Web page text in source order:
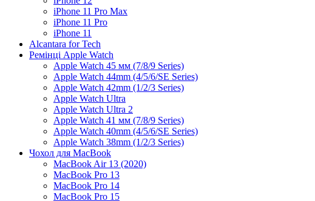
iPhone 11 Pro Max
iPhone 11 Pro
iPhone 11
Alcantara for Tech
Ремінці Apple Watch
Apple Watch 45 мм (7/8/9 Series)
Apple Watch 44mm (4/5/6/SE Series)
Apple Watch 42mm (1/2/3 Series)
Apple Watch Ultra
Apple Watch Ultra 2
Apple Watch 41 мм (7/8/9 Series)
Apple Watch 40mm (4/5/6/SE Series)
Apple Watch 38mm (1/2/3 Series)
Чохол для MacBook
MacBook Air 13 (2020)
MacBook Pro 13
MacBook Pro 14
MacBook Pro 15